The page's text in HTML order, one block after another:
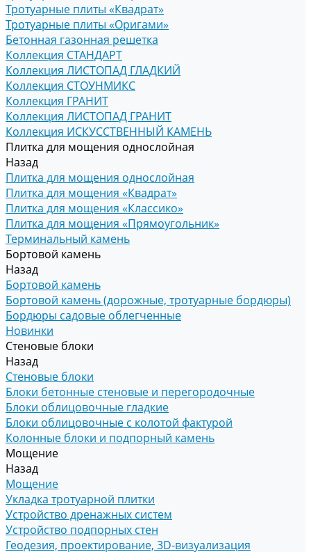
Тротуарные плиты «Квадрат»
Тротуарные плиты «Оригами»
Бетонная газонная решетка
Коллекция СТАНДАРТ
Коллекция ЛИСТОПАД ГЛАДКИЙ
Коллекция СТОУНМИКС
Коллекция ГРАНИТ
Коллекция ЛИСТОПАД ГРАНИТ
Коллекция ИСКУССТВЕННЫЙ КАМЕНЬ
Плитка для мощения однослойная
Назад
Плитка для мощения однослойная
Плитка для мощения «Квадрат»
Плитка для мощения «Классико»
Плитка для мощения «Прямоугольник»
Терминальный камень
Бортовой камень
Назад
Бортовой камень
Бортовой камень (дорожные, тротуарные бордюры)
Бордюры садовые облегченные
Новинки
Стеновые блоки
Назад
Стеновые блоки
Блоки бетонные стеновые и перегородочные
Блоки облицовочные гладкие
Блоки облицовочные с колотой фактурой
Колонные блоки и подпорный камень
Мощение
Назад
Мощение
Укладка тротуарной плитки
Устройство дренажных систем
Устройство подпорных стен
Геодезия, проектирование, 3D-визуализация